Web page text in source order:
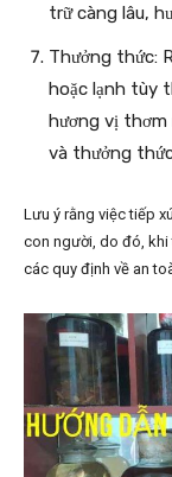
trữ càng lâu,
Thưởng thức:
hoặc lạnh tùy
hương vị thơm
và thưởng
Lưu ý rằng việc tiếp
con người, do đó, khi
các quy định về an